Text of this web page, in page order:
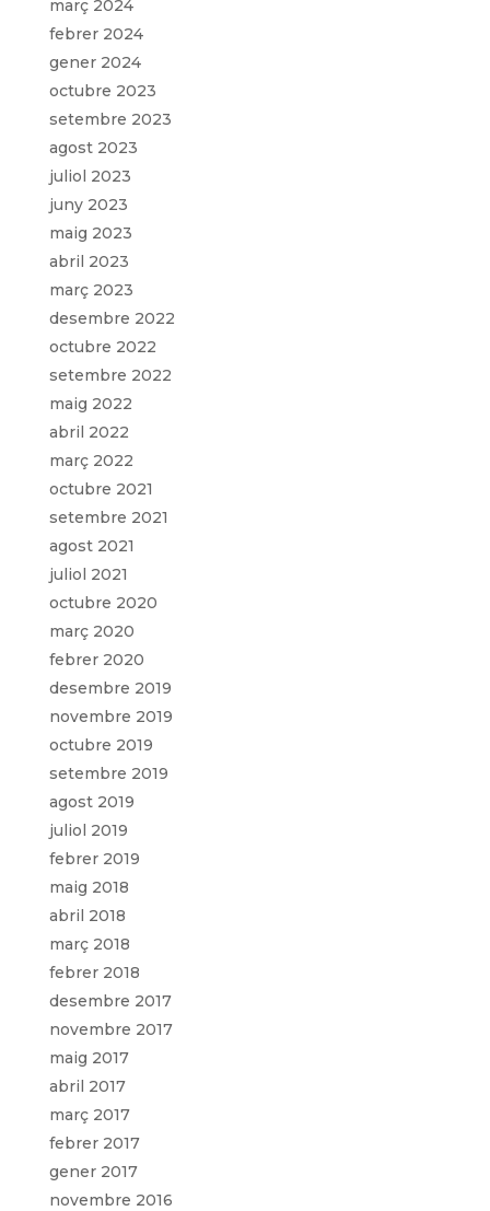
març 2024
febrer 2024
gener 2024
octubre 2023
setembre 2023
agost 2023
juliol 2023
juny 2023
maig 2023
abril 2023
març 2023
desembre 2022
octubre 2022
setembre 2022
maig 2022
abril 2022
març 2022
octubre 2021
setembre 2021
agost 2021
juliol 2021
octubre 2020
març 2020
febrer 2020
desembre 2019
novembre 2019
octubre 2019
setembre 2019
agost 2019
juliol 2019
febrer 2019
maig 2018
abril 2018
març 2018
febrer 2018
desembre 2017
novembre 2017
maig 2017
abril 2017
març 2017
febrer 2017
gener 2017
novembre 2016